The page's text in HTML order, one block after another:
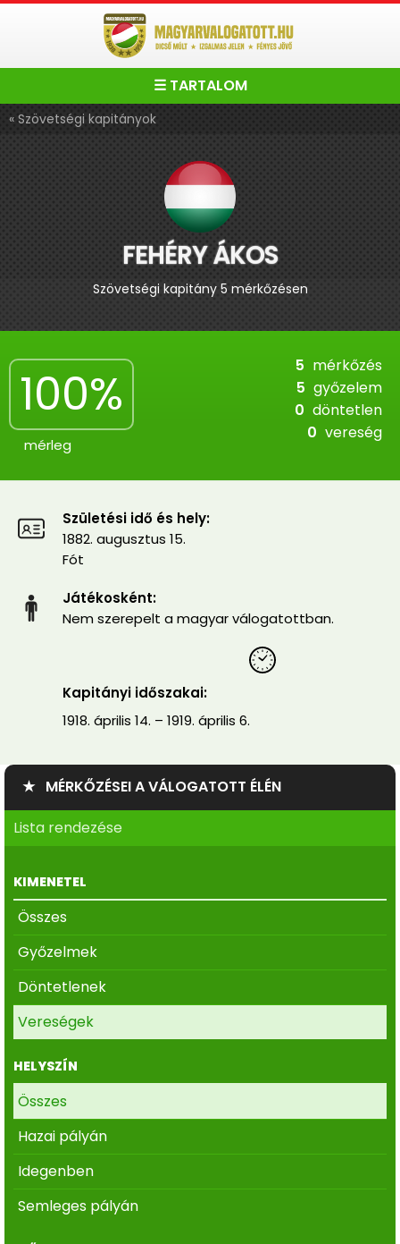
☰ TARTALOM
« Szövetségi kapitányok
FEHÉRY ÁKOS
Szövetségi kapitány 5 mérkőzésen
100%
mérleg
5 mérkőzés
5 győzelem
0 döntetlen
0 vereség
Születési idő és hely:
1882. augusztus 15.
Fót
Játékosként:
Nem szerepelt a magyar válogatottban.
Kapitányi időszakai:
1918. április 14. – 1919. április 6.
★ MÉRKŐZÉSEI A VÁLOGATOTT ÉLÉN
Lista rendezése
KIMENETEL
Összes
Győzelmek
Döntetlenek
Vereségek
HELYSZÍN
Összes
Hazai pályán
Idegenben
Semleges pályán